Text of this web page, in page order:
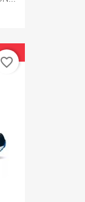
favorite_border